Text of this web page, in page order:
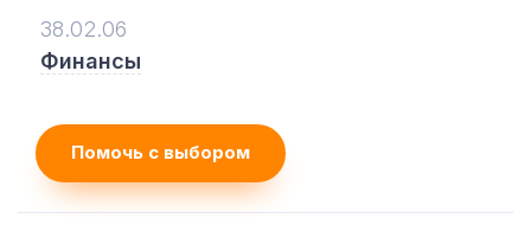
38.02.06
Финансы
Помочь с выбором